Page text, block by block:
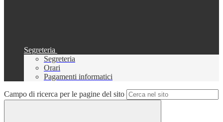
Segreteria
Segreteria
Orari
Pagamenti informatici
Campo di ricerca per le pagine del sito